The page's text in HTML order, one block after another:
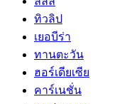
ทิวลิป
เยอบีร่า
ทานตะวัน
ฮอร์เดียเซีย
คาร์เนชั่น